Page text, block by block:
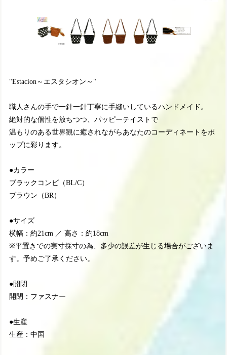
"Estacion～エスタシオン～"
職人さんの手で一針一針丁寧に手縫いしているハンドメイド。
絶対的な個性を放ちつつ、パッピーテイストで
温もりのある世界観に癒されながらあなたのコーディネートをポ
ップに彩ります。
●カラー
ブラックコンビ（BL/C）
ブラウン（BR）
●サイズ
横幅：約21cm ／ 高さ：約18cm
※平置きでの実寸採寸の為、多少の誤差が生じる場合がございま
す。予めご了承ください。
●開閉
開閉：ファスナー
●生産
生産：中国